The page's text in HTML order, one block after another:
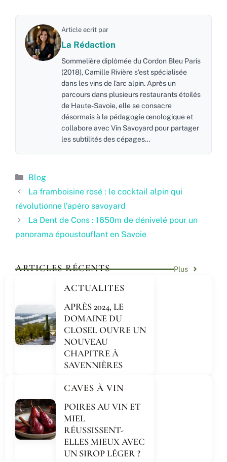
Article ecrit par
La Rédaction
Sommelière diplômée du Cordon Bleu Paris
(2018), Camille Rivière s'est spécialisée
dans les vins de l'arc alpin. Après un
parcours dans plusieurs restaurants étoilés
de Haute-Savoie, elle se consacre
désormais à la pédagogie œnologique et
collabore avec Vin Savoyard pour partager
les subtilités des cépages…
Catégories
Blog
La framboisine rosé : le cocktail alpin qui
révolutionne l’apéro savoyard
La Dent de Cons : 1650m de dénivelé pour un
panorama époustouflant en Savoie
ARTICLES RÉCENTS Plus
ACTUALITES
APRÈS 2024, LE
DOMAINE DU
CLOSEL OUVRE UN
NOUVEAU
CHAPITRE À
SAVENNIÈRES
CAVES À VIN
POIRES AU VIN ET
MIEL
RÉUSSISSENT-
ELLES MIEUX AVEC
UN SIROP LÉGER ?